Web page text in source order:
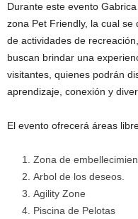
Durante este evento
zona Pet Friendly, la cual
de actividades de
buscan brindar una
visitantes, quienes podrán
aprendizaje, conexión y
El evento ofrecerá áreas
Zona de
Arbol de los deseos.
Agility Zone
Piscina de Pelotas